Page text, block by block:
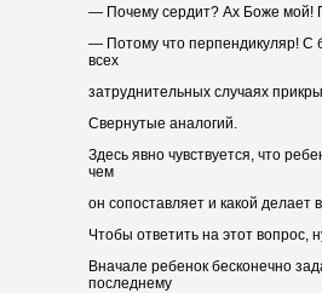
— Почему сердит? Ах Боже мой!
— Потому что перпендикуляр! С
всех
затруднительных случаях
Свернутые аналогий.
Здесь явно чувствуется, что
чем
он сопоставляет и какой делает
Чтобы ответить на этот вопрос,
Вначале ребенок бесконечно
последнему